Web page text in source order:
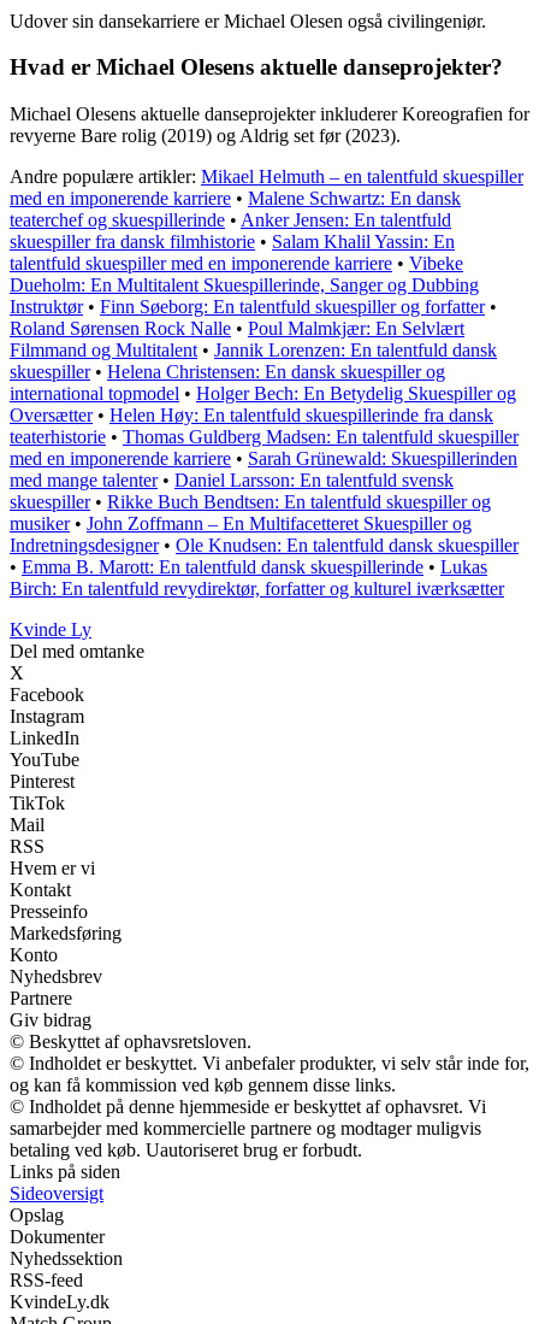
Udover sin dansekarriere er Michael Olesen også civilingeniør.
Hvad er Michael Olesens aktuelle danseprojekter?
Michael Olesens aktuelle danseprojekter inkluderer Koreografien for
revyerne Bare rolig (2019) og Aldrig set før (2023).
Andre populære artikler: Mikael Helmuth – en talentfuld skuespiller
med en imponerende karriere • Malene Schwartz: En dansk
teaterchef og skuespillerinde • Anker Jensen: En talentfuld
skuespiller fra dansk filmhistorie • Salam Khalil Yassin: En
talentfuld skuespiller med en imponerende karriere • Vibeke
Dueholm: En Multitalent Skuespillerinde, Sanger og Dubbing
Instruktør• Finn Søeborg: En talentfuld skuespiller og forfatter•
Roland Sørensen Rock Nalle • Poul Malmkjær: En Selvlært
Filmmand og Multitalent • Jannik Lorenzen: En talentfuld dansk
skuespiller• Helena Christensen: En dansk skuespiller og
international topmodel • Holger Bech: En Betydelig Skuespiller og
Oversætter• Helen Høy: En talentfuld skuespillerinde fra dansk
teaterhistorie • Thomas Guldberg Madsen: En talentfuld skuespiller
med en imponerende karriere • Sarah Grünewald: Skuespillerinden
med mange talenter• Daniel Larsson: En talentfuld svensk
skuespiller• Rikke Buch Bendtsen: En talentfuld skuespiller og
musiker• John Zoffmann – En Multifacetteret Skuespiller og
Indretningsdesigner• Ole Knudsen: En talentfuld dansk skuespiller
• Emma B. Marott: En talentfuld dansk skuespillerinde • Lukas
Birch: En talentfuld revydirektør, forfatter og kulturel iværksætter
Kvinde Ly
Del med omtanke
X
Facebook
Instagram
LinkedIn
YouTube
Pinterest
TikTok
Mail
RSS
Hvem er vi
Kontakt
Presseinfo
Markedsføring
Konto
Nyhedsbrev
Partnere
Giv bidrag
© Beskyttet af ophavsretsloven.
© Indholdet er beskyttet. Vi anbefaler produkter, vi selv står inde for,
og kan få kommission ved køb gennem disse links.
© Indholdet på denne hjemmeside er beskyttet af ophavsret. Vi
samarbejder med kommercielle partnere og modtager muligvis
betaling ved køb. Uautoriseret brug er forbudt.
Links på siden
Sideoversigt
Opslag
Dokumenter
Nyhedssektion
RSS-feed
KvindeLy.dk